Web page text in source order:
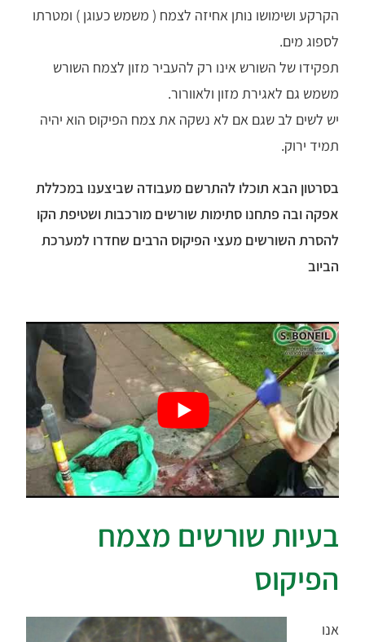
הקרקע ושימושו נותן אחיזה לצמח ( משמש כעוגן ) ומטרתו
לספוג מים.
תפקידו של השורש אינו רק להעביר מזון לצמח השורש
משמש גם לאגירת מזון ולאוורור.
יש לשים לב שגם אם לא נשקה את צמח הפיקוס הוא יהיה
תמיד ירוק.
בסרטון הבא תוכלו להתרשם מעבודה שביצענו במכללת
אפקה ובה פתחנו סתימות שורשים מורכבות ושטיפת הקו
להסרת השורשים מעצי הפיקוס הרבים שחדרו למערכת
הביוב
בעיות שורשים מצמח
הפיקוס
אנו